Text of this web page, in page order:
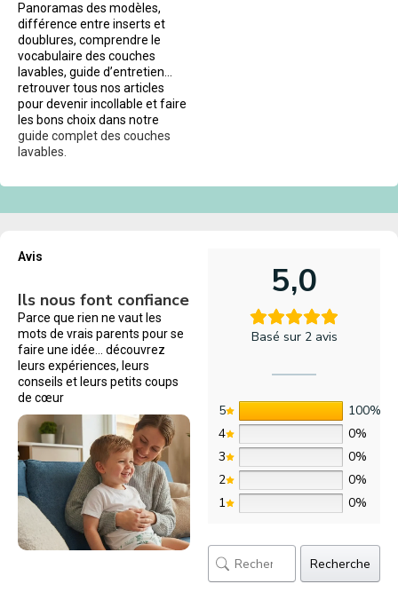
Panoramas des modèles,
différence entre inserts et
doublures, comprendre le
vocabulaire des couches
lavables, guide d’entretien…
retrouver tous nos articles
pour devenir incollable et faire
les bons choix dans notre
guide complet des couches
lavables.
Avis
Ils nous font confiance
Parce que rien ne vaut les
mots de vrais parents pour se
faire une idée… découvrez
leurs expériences, leurs
conseils et leurs petits coups
de cœur
5,0
Basé sur 2 avis
5
100%
4
0%
3
0%
2
0%
1
0%
Recherche